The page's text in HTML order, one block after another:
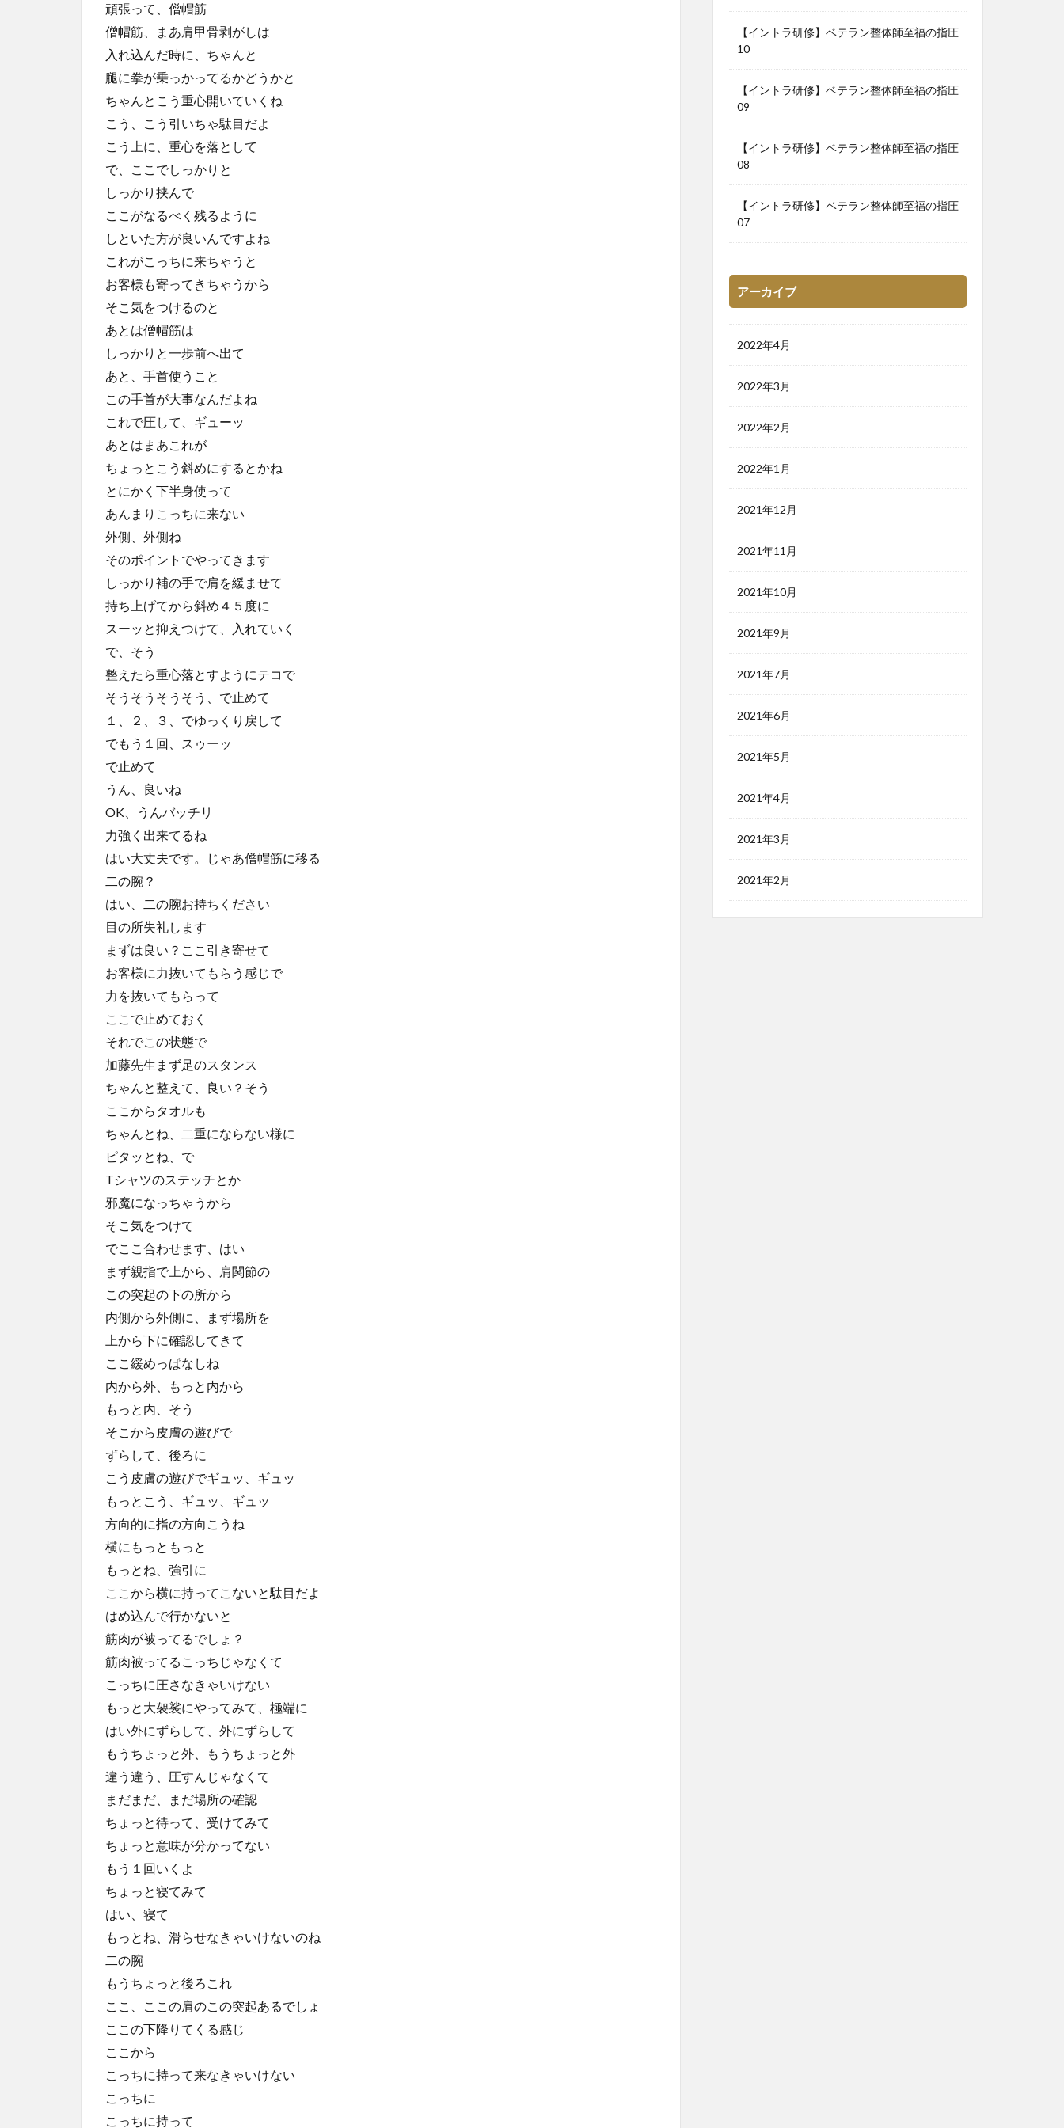
頑張って、僧帽筋
僧帽筋、まあ肩甲骨剥がしは
入れ込んだ時に、ちゃんと
腿に拳が乗っかってるかどうかと
ちゃんとこう重心開いていくね
こう、こう引いちゃ駄目だよ
こう上に、重心を落として
で、ここでしっかりと
しっかり挟んで
ここがなるべく残るように
しといた方が良いんですよね
これがこっちに来ちゃうと
お客様も寄ってきちゃうから
そこ気をつけるのと
あとは僧帽筋は
しっかりと一歩前へ出て
あと、手首使うこと
この手首が大事なんだよね
これで圧して、ギューッ
あとはまあこれが
ちょっとこう斜めにするとかね
とにかく下半身使って
あんまりこっちに来ない
外側、外側ね
そのポイントでやってきます
しっかり補の手で肩を緩ませて
持ち上げてから斜め４５度に
スーッと抑えつけて、入れていく
で、そう
整えたら重心落とすようにテコで
そうそうそうそう、で止めて
１、２、３、でゆっくり戻して
でもう１回、スゥーッ
で止めて
うん、良いね
OK、うんバッチリ
力強く出来てるね
はい大丈夫です。じゃあ僧帽筋に移る
二の腕？
はい、二の腕お持ちください
目の所失礼します
まずは良い？ここ引き寄せて
お客様に力抜いてもらう感じで
力を抜いてもらって
ここで止めておく
それでこの状態で
加藤先生まず足のスタンス
ちゃんと整えて、良い？そう
ここからタオルも
ちゃんとね、二重にならない様に
ピタッとね、で
Tシャツのステッチとか
邪魔になっちゃうから
そこ気をつけて
でここ合わせます、はい
まず親指で上から、肩関節の
この突起の下の所から
内側から外側に、まず場所を
上から下に確認してきて
ここ緩めっぱなしね
内から外、もっと内から
もっと内、そう
そこから皮膚の遊びで
ずらして、後ろに
こう皮膚の遊びでギュッ、ギュッ
もっとこう、ギュッ、ギュッ
方向的に指の方向こうね
横にもっともっと
もっとね、強引に
ここから横に持ってこないと駄目だよ
はめ込んで行かないと
筋肉が被ってるでしょ？
筋肉被ってるこっちじゃなくて
こっちに圧さなきゃいけない
もっと大袈裟にやってみて、極端に
はい外にずらして、外にずらして
もうちょっと外、もうちょっと外
違う違う、圧すんじゃなくて
まだまだ、まだ場所の確認
ちょっと待って、受けてみて
ちょっと意味が分かってない
もう１回いくよ
ちょっと寝てみて
はい、寝て
もっとね、滑らせなきゃいけないのね
二の腕
もうちょっと後ろこれ
ここ、ここの肩のこの突起あるでしょ
ここの下降りてくる感じ
ここから
こっちに持って来なきゃいけない
こっちに
こっちに持って
【イントラ研修】ベテラン整体師至福の指圧
10
【イントラ研修】ベテラン整体師至福の指圧
09
【イントラ研修】ベテラン整体師至福の指圧
08
【イントラ研修】ベテラン整体師至福の指圧
07
アーカイブ
2022年4月
2022年3月
2022年2月
2022年1月
2021年12月
2021年11月
2021年10月
2021年9月
2021年7月
2021年6月
2021年5月
2021年4月
2021年3月
2021年2月